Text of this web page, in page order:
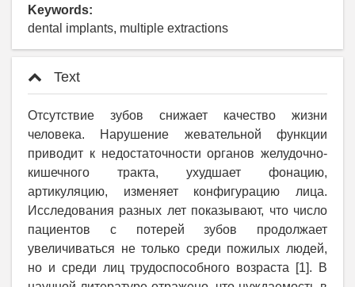
Keywords:
dental implants, multiple extractions
Text
Отсутствие зубов снижает качество жизни
человека. Нарушение жевательной функции
приводит к недостаточности органов желудочно-
кишечного тракта, ухудшает фонацию,
артикуляцию, изменяет конфигурацию лица.
Исследования разных лет показывают, что число
пациентов с потерей зубов продолжает
увеличиваться не только среди пожилых людей,
но и среди лиц трудоспособного возраста [1]. В